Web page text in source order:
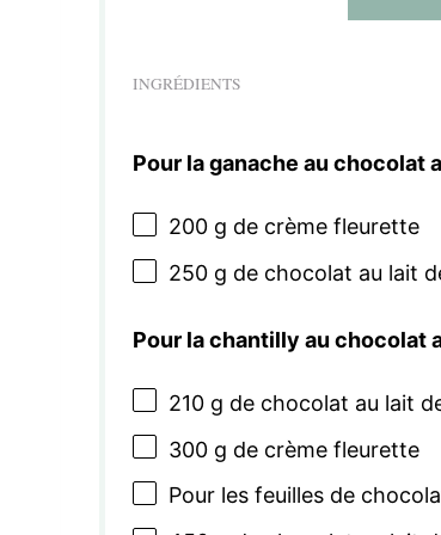
INGRÉDIENTS
Pour la ganache au chocolat
200 g de crème fleurette
250 g de chocolat au lait
Pour la chantilly au chocolat
210 g de chocolat au lait
300 g de crème fleurette
Pour les feuilles de